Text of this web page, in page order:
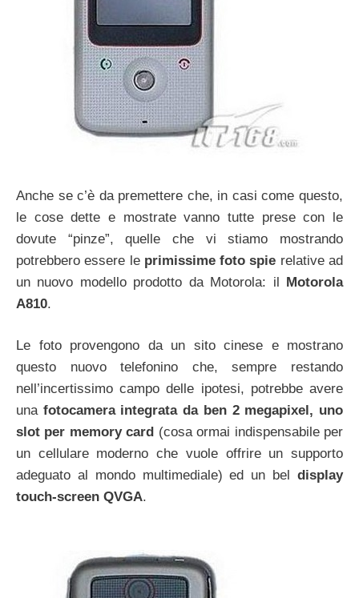
Anche se c’è da premettere che, in casi come questo,
le cose dette e mostrate vanno tutte prese con le
dovute “pinze”, quelle che vi stiamo mostrando
potrebbero essere le primissime foto spie relative ad
un nuovo modello prodotto da Motorola: il Motorola
A810.
Le foto provengono da un sito cinese e mostrano
questo nuovo telefonino che, sempre restando
nell’incertissimo campo delle ipotesi, potrebbe avere
una fotocamera integrata da ben 2 megapixel, uno
slot per memory card (cosa ormai indispensabile per
un cellulare moderno che vuole offrire un supporto
adeguato al mondo multimediale) ed un bel display
touch-screen QVGA.